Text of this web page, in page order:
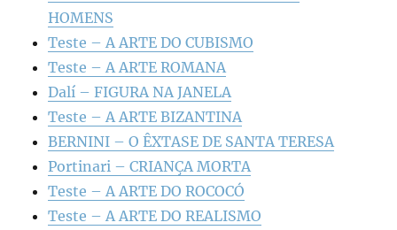
HOMENS
Teste – A ARTE DO CUBISMO
Teste – A ARTE ROMANA
Dalí – FIGURA NA JANELA
Teste – A ARTE BIZANTINA
BERNINI – O ÊXTASE DE SANTA TERESA
Portinari – CRIANÇA MORTA
Teste – A ARTE DO ROCOCÓ
Teste – A ARTE DO REALISMO